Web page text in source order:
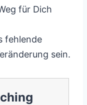
für Dich
fehlende
sein.